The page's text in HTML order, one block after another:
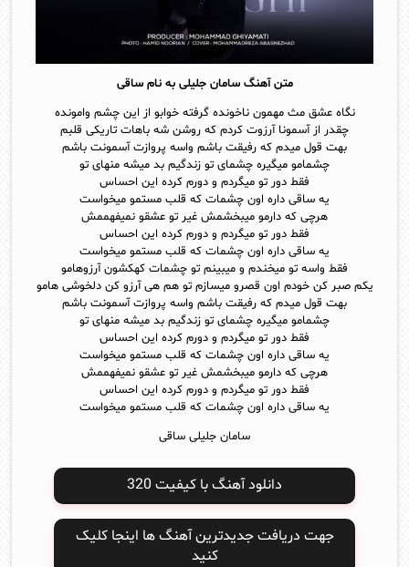
متن آهنگ سامان جلیلی به نام ساقی
نگاه عشق مث مهمون ناخونده گرفته خوابو از این چشم وامونده
چقدر از آسمونا آرزوت کردم که روشن شه باهات تاریکی قلبم
بهت قول میدم که رفیقت باشم واسه پروازت آسمونت باشم
چشمامو میگیره چشمای تو زندگیم بد میشه منهای تو
فقط دور تو میگردم و دورم کرده این احساس
یه ساقی داره اون چشمات که قلب مستمو میخواست
هرچی که دارمو میبخشمش غیر تو عشقو نمیفهممش
فقط دور تو میگردم و دورم کرده این احساس
یه ساقی داره اون چشمات که قلب مستمو میخواست
فقط واسه تو میخندم و میبینم تو چشمات کهکشون آرزوهامو
یکم صبر کن خودم اون قصرو میسازم تو هم هی آرزو کن دلخوشی هامو
بهت قول میدم که رفیقت باشم واسه پروازت آسمونت باشم
چشمامو میگیره چشمای تو زندگیم بد میشه منهای تو
فقط دور تو میگردم و دورم کرده این احساس
یه ساقی داره اون چشمات که قلب مستمو میخواست
هرچی که دارمو میبخشمش غیر تو عشقو نمیفهممش
فقط دور تو میگردم و دورم کرده این احساس
یه ساقی داره اون چشمات که قلب مستمو میخواست
سامان جلیلی ساقی
دانلود آهنگ با کیفیت 320
جهت دریافت جدیدترین آهنگ ها اینجا کلیک
کنید